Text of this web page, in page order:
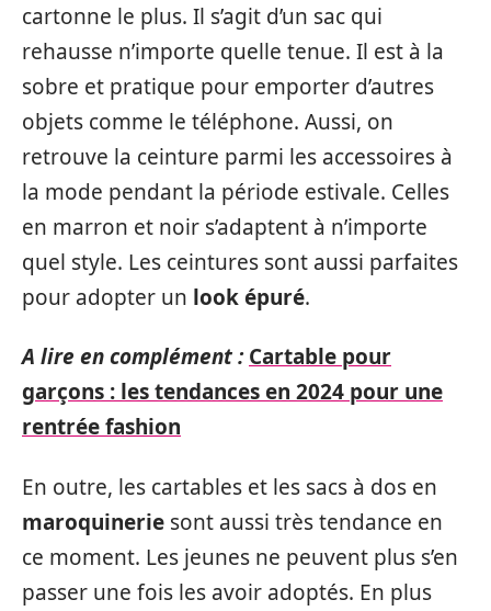
cartonne le plus. Il s’agit d’un sac qui
rehausse n’importe quelle tenue. Il est à la
sobre et pratique pour emporter d’autres
objets comme le téléphone. Aussi, on
retrouve la ceinture parmi les accessoires à
la mode pendant la période estivale. Celles
en marron et noir s’adaptent à n’importe
quel style. Les ceintures sont aussi parfaites
pour adopter un look épuré.
A lire en complément : Cartable pour
garçons : les tendances en 2024 pour une
rentrée fashion
En outre, les cartables et les sacs à dos en
maroquinerie sont aussi très tendance en
ce moment. Les jeunes ne peuvent plus s’en
passer une fois les avoir adoptés. En plus